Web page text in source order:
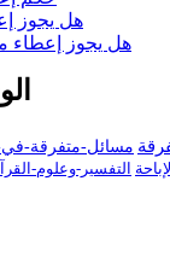
هل يجوز
هل يجوز إعطاء
مسائل-متفرقة-في-
التفسير-وعلوم-